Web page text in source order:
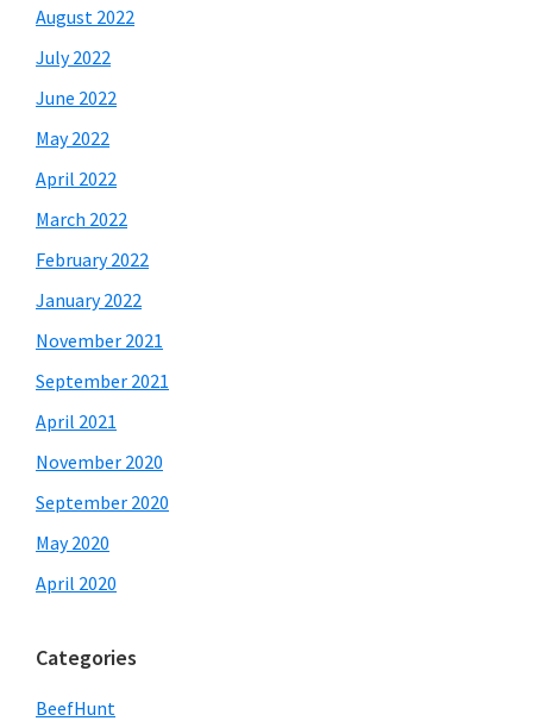
August 2022
July 2022
June 2022
May 2022
April 2022
March 2022
February 2022
January 2022
November 2021
September 2021
April 2021
November 2020
September 2020
May 2020
April 2020
Categories
BeefHunt